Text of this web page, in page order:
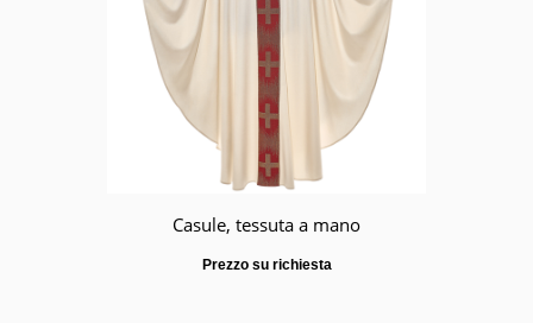
Casule, tessuta a mano
Prezzo su richiesta